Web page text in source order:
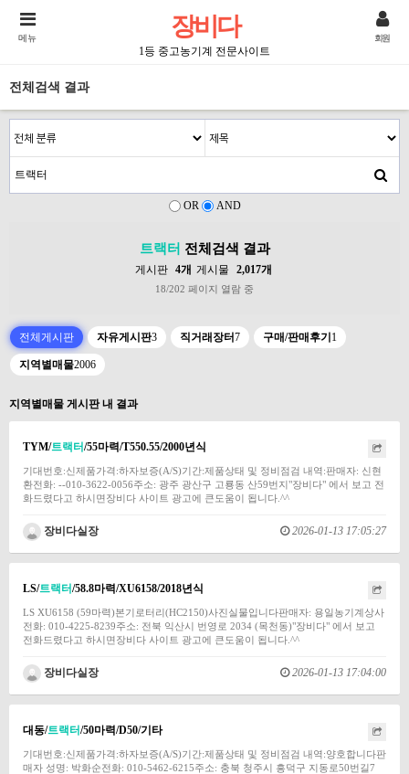
장비다
1등 중고농기계 전문사이트
메뉴 회원
전체검색 결과
OR AND
트랙터 전체검색 결과
게시판 4개 게시물 2,017개
18/202 페이지 열람 중
전체게시판 자유게시판3 직거래장터7 구매/판매후기1
지역별매물2006
지역별매물 게시판 내 결과
TYM/트랙터/55마력/T550.55/2000년식
기대번호:신제품가격:하자보증(A/S)기간:제품상태 및 정비점검 내역:판매자: 신현
환전화: --010-3622-0056주소: 광주 광산구 고룡동 산59번지"장비다" 에서 보고 전
화드렸다고 하시면장비다 사이트 광고에 큰도움이 됩니다.^^
장비다실장 2026-01-13 17:05:27
LS/트랙터/58.8마력/XU6158/2018년식
LS XU6158 (59마력)본기로터리(HC2150)사진실물입니다판매자: 용일농기계상사
전화: 010-4225-8239주소: 전북 익산시 번영로 2034 (목천동)"장비다" 에서 보고
전화드렸다고 하시면장비다 사이트 광고에 큰도움이 됩니다.^^
장비다실장 2026-01-13 17:04:00
대동/트랙터/50마력/D50/기타
기대번호:신제품가격:하자보증(A/S)기간:제품상태 및 정비점검 내역:양호합니다판
매자 성명: 박화순전화: 010-5462-6215주소: 충북 청주시 흥덕구 지동로50번길7